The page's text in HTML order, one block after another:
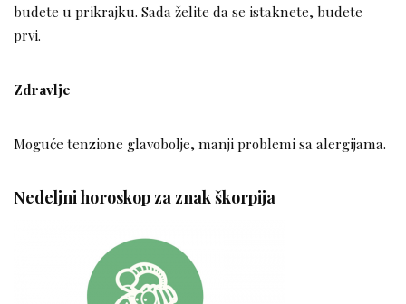
budete u prikrajku. Sada želite da se istaknete, budete
prvi.
Zdravlje
Moguće tenzione glavobolje, manji problemi sa alergijama.
Nedeljni horoskop za znak škorpija